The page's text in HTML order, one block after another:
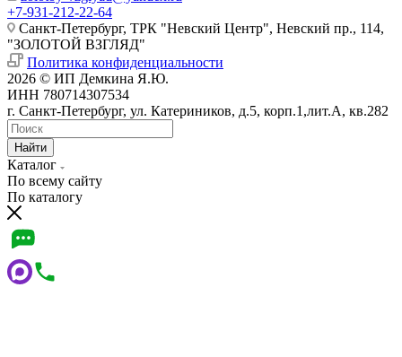
+7-931-212-22-64
Санкт-Петербург, ТРК "Невский Центр", Невский пр., 114,
"ЗОЛОТОЙ ВЗГЛЯД"
Политика конфиденциальности
2026 © ИП Демкина Я.Ю.
ИНН 780714307534
г. Санкт-Петербург, ул. Катериников, д.5, корп.1,лит.А, кв.282
Найти
Каталог
По всему сайту
По каталогу